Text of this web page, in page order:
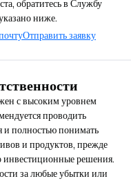
обратитесь в Службу
ниже.
Отправить заявку
с высоким уровнем
проводить
и полностью понимать
и продуктов, прежде
решения.
за любые убытки или